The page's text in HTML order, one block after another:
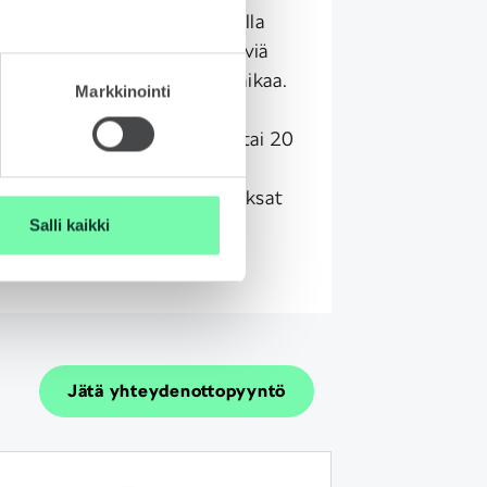
Markkinointi
Salli kaikki
jos haluat ajaa laadukkaalla
ilman omistamiseen liittyviä
tai sitoutumista pitkäksi aikaa.
10 tkm, 15 tkm tai 20
tavan autoilla – maksat
käytöstä, et omistuksesta.
Jätä yhteydenottopyyntö